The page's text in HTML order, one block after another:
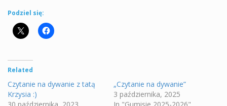
Podziel się:
Related
Czytanie na dywanie z tatą
Krzysia :)
„Czytanie na dywanie”
3 października, 2025